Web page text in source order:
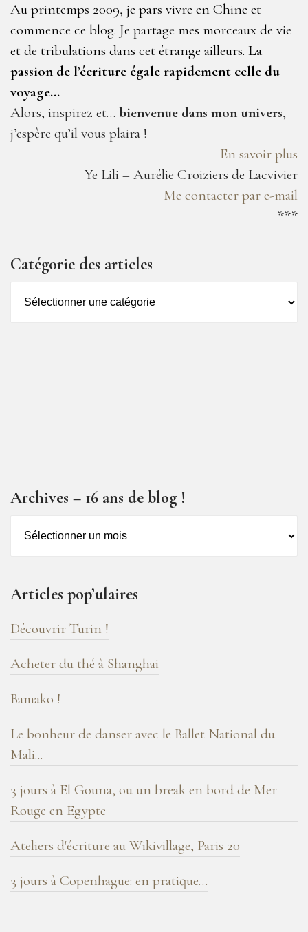
Au printemps 2009, je pars vivre en Chine et
commence ce blog. Je partage mes morceaux de vie
et de tribulations dans cet étrange ailleurs. La
passion de l’écriture égale rapidement celle du
voyage…
Alors, inspirez et… bienvenue dans mon univers,
j’espère qu’il vous plaira !
En savoir plus
Ye Lili – Aurélie Croiziers de Lacvivier
Me contacter par e-mail
***
Catégorie des articles
des
Archives – 16 ans de blog !
de
blog
!
Articles pop’ulaires
Découvrir Turin !
Acheter du thé à Shanghai
Bamako !
Le bonheur de danser avec le Ballet National du
Mali...
3 jours à El Gouna, ou un break en bord de Mer
Rouge en Egypte
Ateliers d'écriture au Wikivillage, Paris 20
3 jours à Copenhague: en pratique…